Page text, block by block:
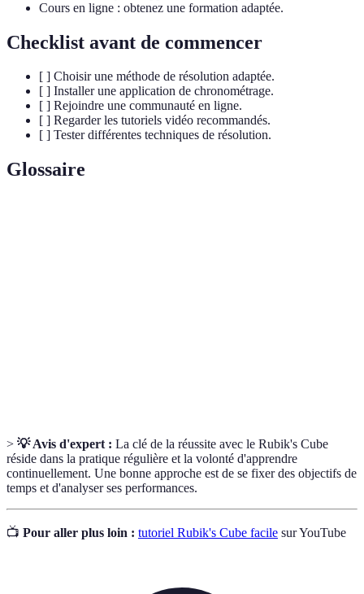
Cours en ligne : obtenez une formation adaptée.
Checklist avant de commencer
[ ] Choisir une méthode de résolution adaptée.
[ ] Installer une application de chronométrage.
[ ] Rejoindre une communauté en ligne.
[ ] Regarder les tutoriels vidéo recommandés.
[ ] Tester différentes techniques de résolution.
Glossaire
> 💡 Avis d'expert : La clé de la réussite avec le Rubik's Cube
réside dans la pratique régulière et la volonté d'apprendre
continuellement. Une bonne approche est de se fixer des objectifs de
temps et d'analyser ses performances.
📺 Pour aller plus loin : tutoriel Rubik's Cube facile sur YouTube